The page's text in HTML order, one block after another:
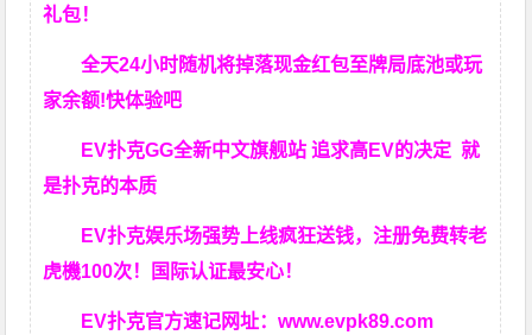
礼包！
全天24小时随机将掉落现金红包至牌局底池或玩
家余额!快体验吧
EV扑克GG全新中文旗舰站 追求高EV的决定就
是扑克的本质
EV扑克娱乐场强势上线疯狂送钱，注册免费转老
虎機100次！国际认证最安心！
EV扑克官方速记网址：www.evpk89.com